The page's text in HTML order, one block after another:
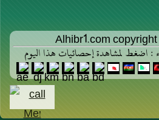
Alhibr1.com
: اضغط لمشاهدة إحصائيات هذا اليوم